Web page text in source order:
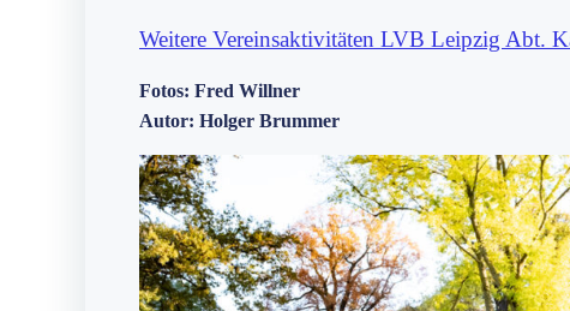
Weitere Vereinsaktivitäten LVB Leipzig Abt.
Fotos: Fred Willner
Autor: Holger Brummer